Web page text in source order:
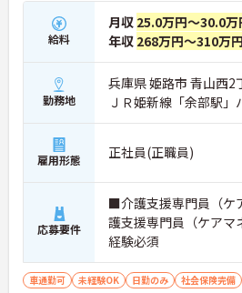
給料
月収 25.0万円～30.0万
年収 268万円～310万円
勤務地
兵庫県 姫路市 青山西2
ＪＲ姫新線「余部駅」
雇用形態 正社員(正職員)
応募要件
■介護支援専門員（ケ
護支援専門員（ケアマ
経験必須
車通勤可 未経験OK 日勤のみ 社会保険完備